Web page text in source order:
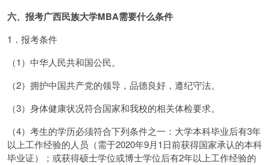
六、报考广西民族大学MBA需要什么条件
1．报考条件
（1）中华人民共和国公民。
（2）拥护中国共产党的领导，品德良好，遵纪守法。
（3）身体健康状况符合国家和我校的相关体检要求。
（4）考生的学历必须符合下列条件之一：大学本科毕业后有3年
以上工作经验的人员（需于2020年9月1日前获得国家承认的本科
毕业证）；或获得硕士学位或博士学位后有2年以上工作经验的